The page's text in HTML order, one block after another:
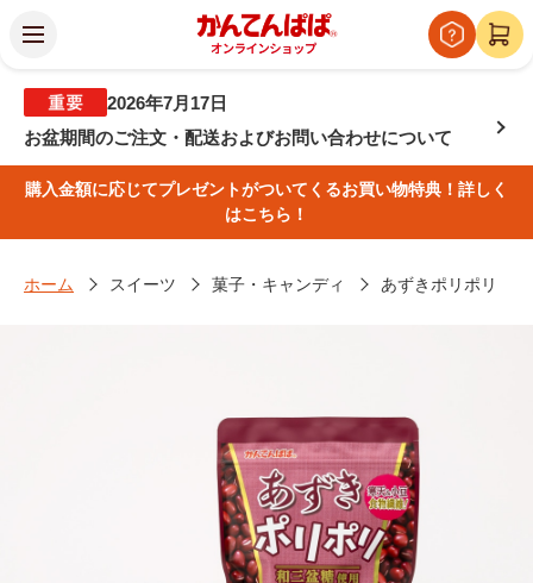
2026年7月17日
お盆期間のご注文・配送およびお問い合わせについて
購入金額に応じてプレゼントがついてくるお買い物特典！詳しく
はこちら！
ホーム スイーツ 菓子・キャンディ あずきポリポリ